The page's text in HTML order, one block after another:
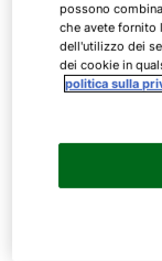
possono
che avete fornito
dell'utilizzo dei
dei cookie in
politica sulla